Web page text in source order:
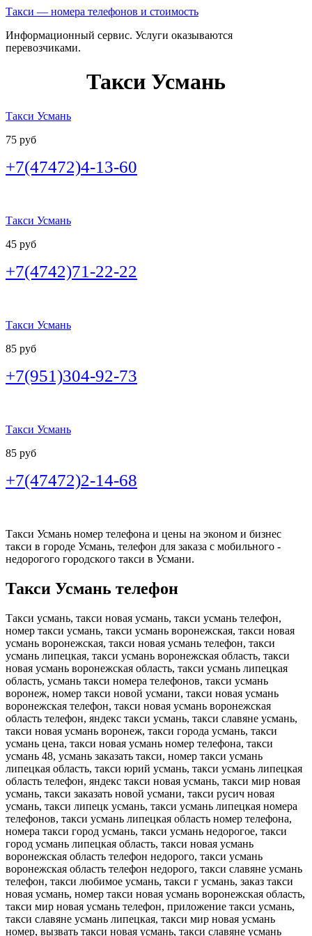
Такси — номера телефонов и стоимость
Информационный сервис. Услуги оказываются
перевозчиками.
Такси Усмань
Такси Усмань
75 руб
+7(47472)4-13-60
Такси Усмань
45 руб
+7(4742)71-22-22
Такси Усмань
85 руб
+7(951)304-92-73
Такси Усмань
85 руб
+7(47472)2-14-68
Такси Усмань номер телефона и цены на эконом и бизнес
такси в городе Усмань, телефон для заказа с мобильного -
недорогого городского такси в Усмани.
Такси Усмань телефон
Такси усмань, такси новая усмань, такси усмань телефон,
номер такси усмань, такси усмань воронежская, такси новая
усмань воронежская, такси новая усмань телефон, такси
усмань липецкая, такси усмань воронежская область, такси
новая усмань воронежская область, такси усмань липецкая
область, усмань такси номера телефонов, такси усмань
воронеж, номер такси новой усмани, такси новая усмань
воронежская телефон, такси новая усмань воронежская
область телефон, яндекс такси усмань, такси славяне усмань,
такси новая усмань воронеж, такси города усмань, такси
усмань цена, такси новая усмань номер телефона, такси
усмань 48, усмань заказать такси, номер такси усмань
липецкая область, такси юрий усмань, такси усмань липецкая
область телефон, яндекс такси новая усмань, такси мир новая
усмань, такси заказать новой усмани, такси русич новая
усмань, такси липецк усмань, такси усмань липецкая номера
телефонов, такси усмань липецкая область номер телефона,
номера такси город усмань, такси усмань недорогое, такси
город усмань липецкая область, такси новая усмань
воронежская область телефон недорого, такси усмань
воронежская область телефон недорого, такси славяне усмань
телефон, такси любимое усмань, такси г усмань, заказ такси
новая усмань, номер такси новая усмань воронежская область,
такси мир новая усмань телефон, приложение такси усмань,
такси славяне усмань липецкая, такси мир новая усмань
номер, вызвать такси новая усмань, такси славяне усмань